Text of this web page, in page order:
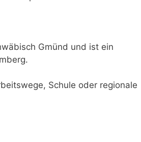
Gmünd und ist ein
Schule oder regionale